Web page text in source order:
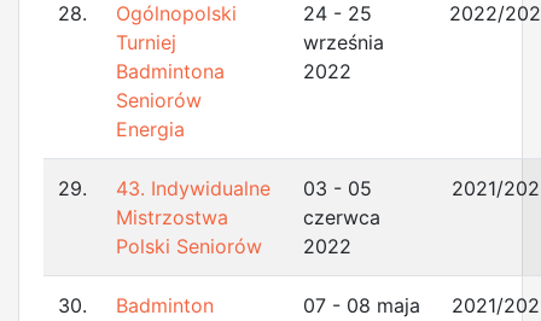
28.
Ogólnopolski
Turniej
Badmintona
Seniorów
Energia
24 - 25
września
2022
2022/
29.
43. Indywidualne
Mistrzostwa
Polski Seniorów
03 - 05
czerwca
2022
2021/
30.
Badminton
07 - 08 maja
2021/